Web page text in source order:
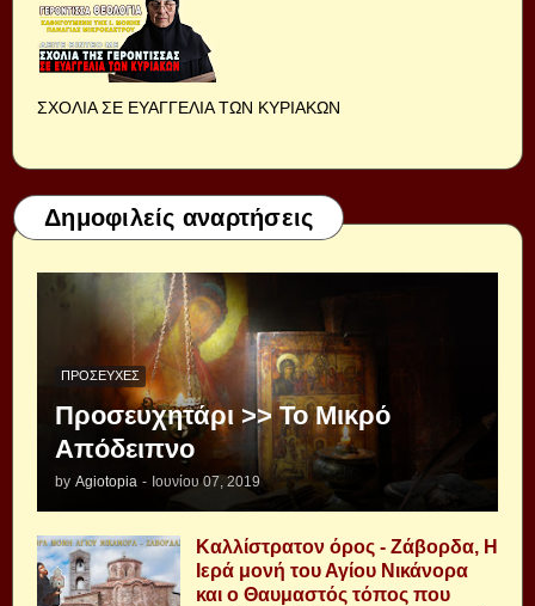
ΣΧΟΛΙΑ ΣΕ ΕΥΑΓΓΕΛΙΑ ΤΩΝ ΚΥΡΙΑΚΩΝ
Δημοφιλείς αναρτήσεις
ΠΡΟΣΕΥΧΈΣ
Προσευχητάρι >> Το Μικρό
Απόδειπνο
by Agiotopia - Ιουνίου 07, 2019
Καλλίστρατον όρος - Ζάβορδα, Η
Ιερά μονή του Αγίου Νικάνορα
και ο Θαυμαστός τόπος που